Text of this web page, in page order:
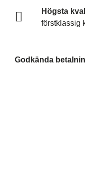
Högsta
förstklassig
Godkända